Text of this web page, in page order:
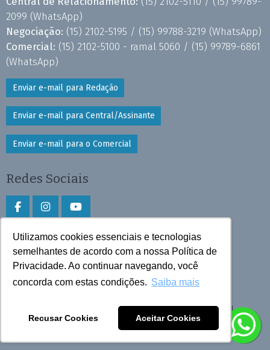
Utilizamos cookies essenciais e tecnologias
semelhantes de acordo com a nossa Política de
Privacidade. Ao continuar navegando, você
concorda com estas condições. Saiba mais
Recusar Cookies Aceitar Cookies
2099 (WhatsApp)
Negociação: (15) 2102-5195 / (15) 99788-3219 (WhatsApp)
Comercial: (15) 2102-5100 - ramal 5060 / (15) 99789-6861
(WhatsApp)
Enviar e-mail para Redação
Enviar e-mail para Central/Assinante
Enviar e-mail para o Comercial
Redes Sociais
Faça download do aplicativo
Play Store e App Store
Todos os direitos reservados © 2026 Cruzeiro do Sul